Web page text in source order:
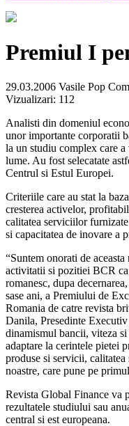
Premiul I
29.03.2006 Vasile Pop
Vizualizari: 112
Analisti din domeniul
unor importante corporatii
la un studiu complex care
lume. Au fost selecatate
Centrul si Estul Europei.
Criteriile care au stat la
cresterea activelor,
calitatea serviciilor
si capacitatea de inovare a
“Suntem onorati de
activitatii si pozitiei BCR
romanesc, dupa
sase ani, a Premiului de
Romania de catre revista
Danila, Presedinte
dinamismul bancii, viteza
adaptare la cerintele pietei
produse si servicii,
noastre, care pune pe
Revista Global Finance va
rezultatele studiului sau
central si est europeana.